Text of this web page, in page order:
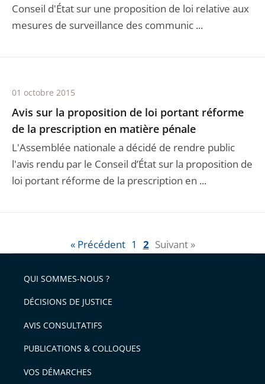
Conseil d'État sur une proposition de loi relative aux
mesures de surveillance des communic ...
Avis sur la proposition de loi portant réforme
de la prescription en matière pénale
L'Assemblée nationale a décidé de rendre public
l'avis rendu par le Conseil d’État sur la proposition de
loi portant réforme de la prescription en ...
01 octobre 2015
« Précédent 1 2 Suivant »
QUI SOMMES-NOUS ?
DÉCISIONS DE JUSTICE
AVIS CONSULTATIFS
PUBLICATIONS & COLLOQUES
VOS DÉMARCHES